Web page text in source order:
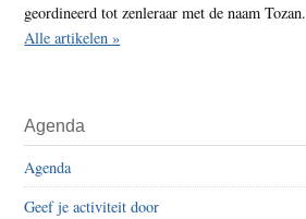
geordineerd tot zenleraar met de naam Tozan.
Alle artikelen »
Agenda
Agenda
Geef je activiteit door